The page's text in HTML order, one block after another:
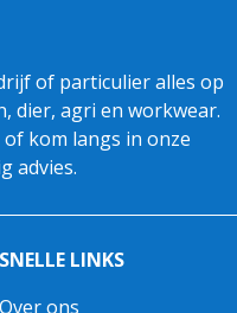
of particulier alles op
dier, agri en workwear.
kom langs in onze
advies.
SNELLE LINKS
Over ons